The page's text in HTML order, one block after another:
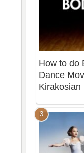
How to do
Dance
Kirakosian